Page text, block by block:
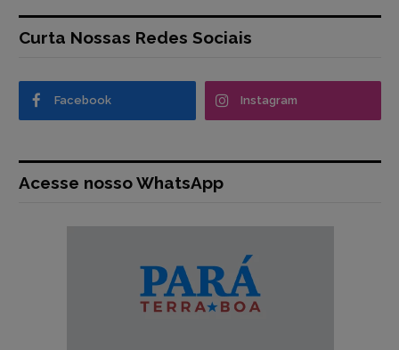
Curta Nossas Redes Sociais
Facebook Instagram
Acesse nosso WhatsApp